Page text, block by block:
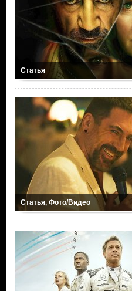
Статья
Статья, Фото/Видео